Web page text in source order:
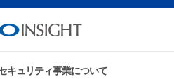
キュリティ事業について